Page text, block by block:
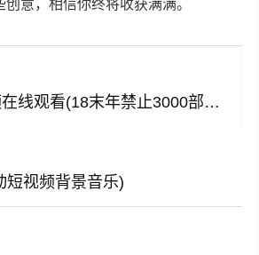
意，相信你终将收获满满。
快描人成短视频在线观看(18末年禁止3000部在线)
短视频背景音乐)